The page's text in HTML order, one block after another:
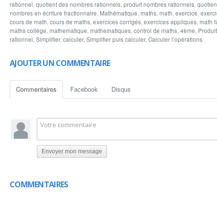
rationnel, quotient des nombres rationnels, produit nombres rationnels,
nombres en écriture fractionnaire, Mathématique, maths, math, exercice,
cours de math, cours de maths, exercices corrigés, exercices appliques, math
maths collège, mathematique, mathematiques, control de maths, 4ème,
rationnel, Simplifier, calculer, Simplifier puis calculer, Calculer l’opérations
AJOUTER UN COMMENTAIRE
Commentaires Facebook Disqus
Envoyer mon message
COMMENTAIRES